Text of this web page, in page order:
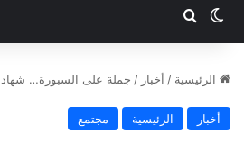
Switch skin
ابحث عن
الرئيسية / أخبار / جملة على السبورة…
أخبار الرئيسية مجتمع